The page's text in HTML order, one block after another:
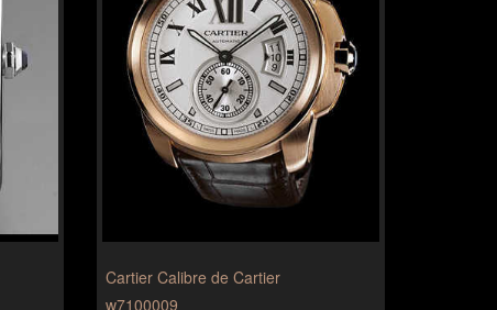
Cartier Calibre de Cartier
w7100009